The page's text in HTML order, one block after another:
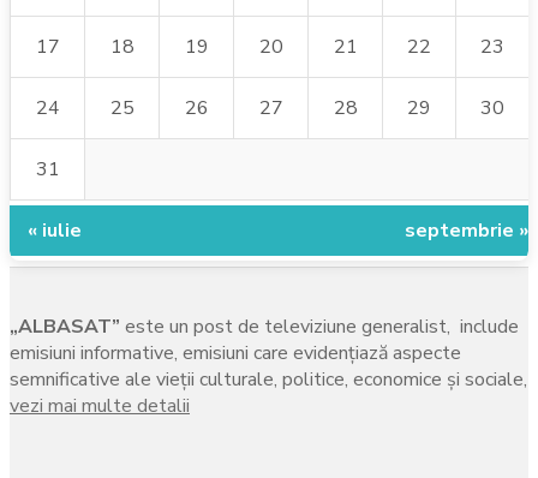
17 18 19 20 21 22 23
24 25 26 27 28 29 30
31
« iulie septembrie »
„ALBASAT” este un post de televiziune generalist, include
emisiuni informative, emisiuni care evidenţiază aspecte
semnificative ale vieţii culturale, politice, economice şi sociale,
vezi mai multe detalii